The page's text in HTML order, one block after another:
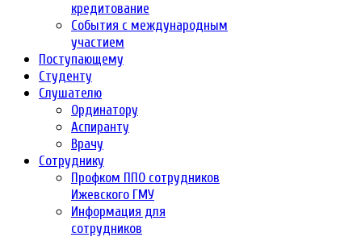
кредитование
События с международным
участием
Поступающему
Студенту
Слушателю
Ординатору
Аспиранту
Врачу
Сотруднику
Профком ППО сотрудников
Ижевского ГМУ
Информация для
сотрудников